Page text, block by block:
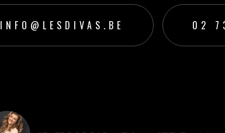
INFO@LESDIVAS.BE 02